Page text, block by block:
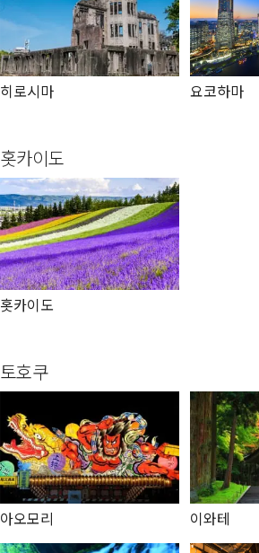
히로시마 요코하마
홋카이도
홋카이도
토호쿠
아오모리 이와테